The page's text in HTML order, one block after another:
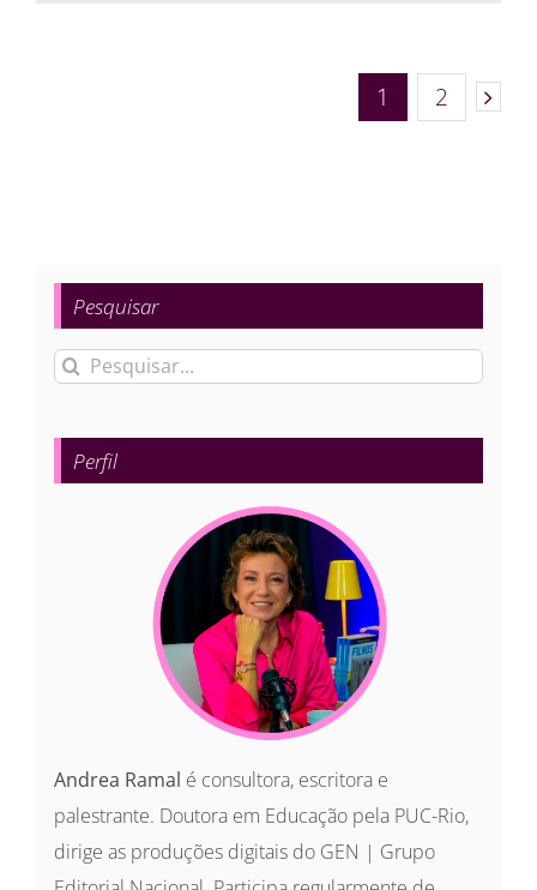
1 2
Pesquisar
Buscar
para:
Perfil
Andrea Ramal é consultora, escritora e
palestrante. Doutora em Educação pela PUC-Rio,
dirige as produções digitais do GEN | Grupo